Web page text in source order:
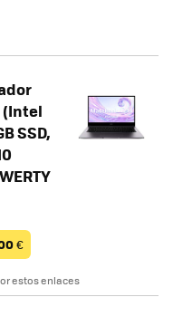
(Intel
SSD,
€
estos enlaces